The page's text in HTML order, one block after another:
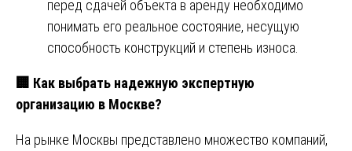
перед сдачей объекта в аренду необходимо
понимать его реальное состояние, несущую
способность конструкций и степень износа.
🏢 Как выбрать надежную экспертную
организацию в Москве?
На рынке Москвы представлено множество компаний,